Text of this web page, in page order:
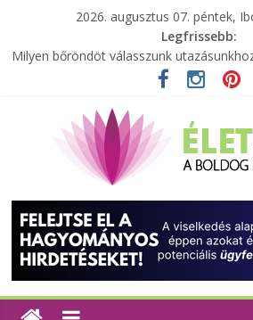
2026. augusztus 07. péntek,
Legfrissebb:
Milyen bőröndöt válasszunk
Elérhető zöld energia mindenki számára
Különleges tömörfa ládák Indiából
A zöld forradalom: A mosó- és
szempontjainak erősítése